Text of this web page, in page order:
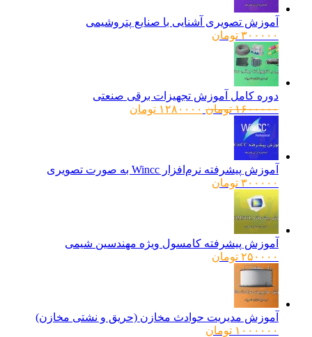
آموزش تصویری آشنایی با صنایع پتروشیمی
۳۰۰۰۰۰ تومان
دوره کامل آموزش تجهیزات برقی صنعتی
۱۶۰۰۰۰۰ تومانقیمت
۱۲۸۰۰۰۰ تومانقیمت
آموزش پیشرفته نرم‌افزار Wincc به صورت تصویری
۳۰۰۰۰۰ تومان
آموزش پیشرفته کامسول ویژه مهندسین شیمی
۲۵۰۰۰۰ تومان
آموزش مدیریت حوادث مخازن (حریق و نشتی مخازن)
۱۰۰۰۰۰۰ تومان